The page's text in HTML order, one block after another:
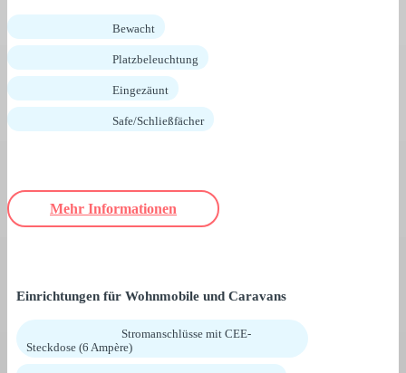
Bewacht
Platzbeleuchtung
Eingezäunt
Safe/Schließfächer
Mehr Informationen
Einrichtungen für Wohnmobile und Caravans
Stromanschlüsse mit CEE-
Steckdose (6 Ampère)